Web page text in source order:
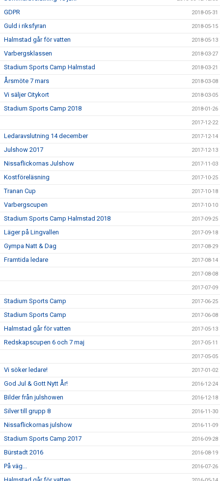
GDPR 2018-05-31
Guld i riksfyran 2018-05-15
Halmstad går för vatten 2018-05-13
Varbergsklassen 2018-03-27
Stadium Sports Camp Halmstad 2018-03-21
Årsmöte 7 mars 2018-03-08
Vi säljer Citykort 2018-03-05
Stadium Sports Camp 2018 2018-01-26
2017-12-22
Ledaravslutning 14 december 2017-12-14
Julshow 2017 2017-12-13
Nissaflickornas Julshow 2017-11-03
Kostföreläsning 2017-10-25
Tranan Cup 2017-10-18
Varbergscupen 2017-10-10
Stadium Sports Camp Halmstad 2018 2017-09-25
Läger på Lingvallen 2017-09-18
Gympa Natt & Dag 2017-08-29
Framtida ledare 2017-08-14
2017-08-08
2017-07-09
Stadium Sports Camp 2017-06-25
Stadium Sports Camp 2017-06-08
Halmstad går för vatten 2017-05-13
Redskapscupen 6 och 7 maj 2017-05-11
2017-05-05
Vi söker ledare! 2017-01-02
God Jul & Gott Nytt År! 2016-12-24
Bilder från julshowen 2016-12-18
Silver till grupp 8 2016-11-30
Nissaflickornas julshow 2016-11-09
Stadium Sports Camp 2017 2016-09-28
Bürstadt 2016 2016-08-19
På väg... 2016-07-26